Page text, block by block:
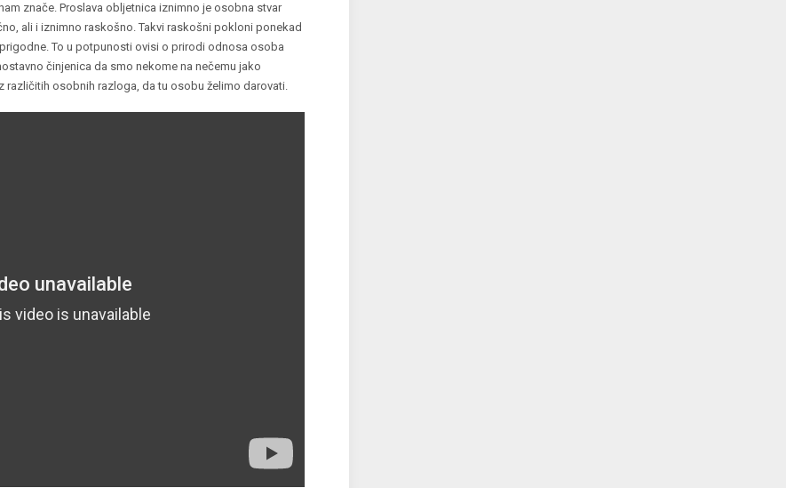
znače. Proslava obljetnica iznimno je osobna stvar
ali i iznimno raskošno. Takvi raskošni pokloni ponekad
To u potpunosti ovisi o prirodi odnosa osoba
činjenica da smo nekome na nečemu jako
osobnih razloga, da tu osobu želimo darovati.